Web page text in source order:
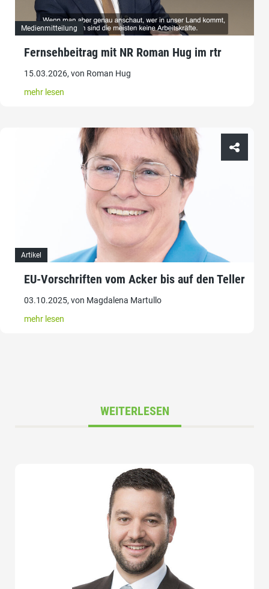
Medienmitteilung
Fernsehbeitrag mit NR Roman Hug im rtr
15.03.2026, von Roman Hug
mehr lesen
Artikel
EU-Vorschriften vom Acker bis auf den Teller
03.10.2025, von Magdalena Martullo
mehr lesen
WEITERLESEN